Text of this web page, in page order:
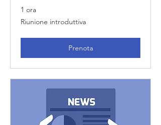
1 ora
Riunione
introduttiva
Riunione introduttiva
Prenota